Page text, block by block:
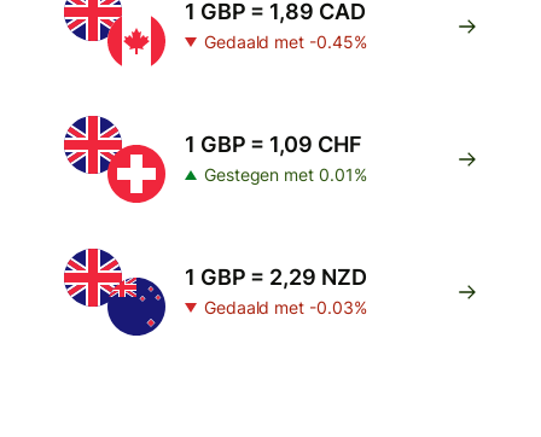
1 GBP = 1,89 CAD
Gedaald met -0.45%
1 GBP = 1,09 CHF
Gestegen met 0.01%
1 GBP = 2,29 NZD
Gedaald met -0.03%